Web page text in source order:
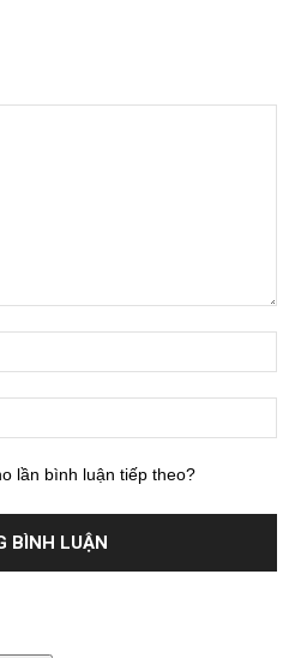
lần bình luận tiếp theo?